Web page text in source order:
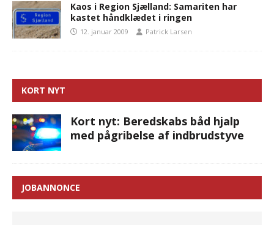
Kaos i Region Sjælland: Samariten har
kastet håndklædet i ringen
12. januar 2009 Patrick Larsen
KORT NYT
Kort nyt: Beredskabs båd hjalp
med pågribelse af indbrudstyve
JOBANNONCE